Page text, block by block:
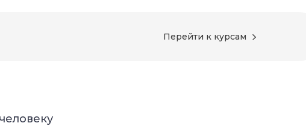
Перейти к курсам